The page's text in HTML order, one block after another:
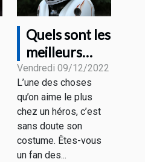
Quels sont les
meilleurs
casques Iron
Man ?
Vendredi 09/12/2022
L’une des choses
qu’on aime le plus
chez un héros, c’est
sans doute son
costume. Êtes-vous
un fan des...